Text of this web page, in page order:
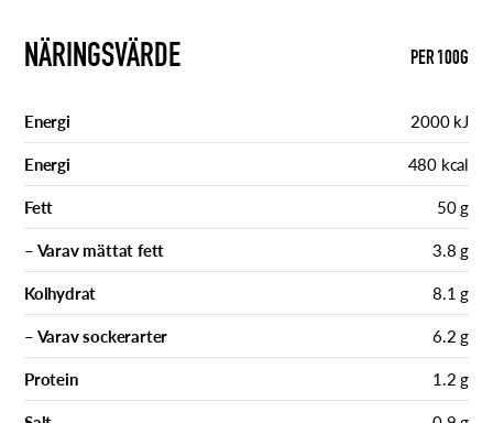
NÄRINGSVÄRDE PER 100G
Energi 2000 kJ
Energi 480 kcal
Fett 50 g
– Varav mättat fett 3.8 g
Kolhydrat 8.1 g
– Varav sockerarter 6.2 g
Protein 1.2 g